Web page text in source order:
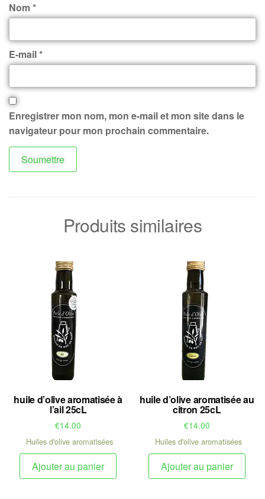
Nom*
E-mail*
Enregistrer mon nom, mon e-mail et mon site dans le
navigateur pour mon prochain commentaire.
Produits similaires
huile d’olive aromatisée à
l’ail 25cL
€14.00
Huiles d'olive aromatisées
Ajouter au panier
huile d’olive aromatisée au
citron 25cL
€14.00
Huiles d'olive aromatisées
Ajouter au panier